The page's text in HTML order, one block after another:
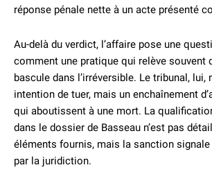
réponse pénale nette à un acte présenté
Au-delà du verdict, l’affaire pose une
comment une pratique qui relève souvent
bascule dans l’irréversible. Le tribunal, lui,
intention de tuer, mais un enchaînement
qui aboutissent à une mort. La
dans le dossier de Basseau n’est pas
éléments fournis, mais la sanction
par la juridiction.